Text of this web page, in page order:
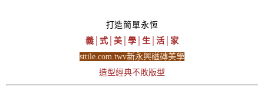
打造簡單永恆
義│式│美│學│生│活│家
sttile.com.twv新永興磁磚美學
造型經典不敗版型